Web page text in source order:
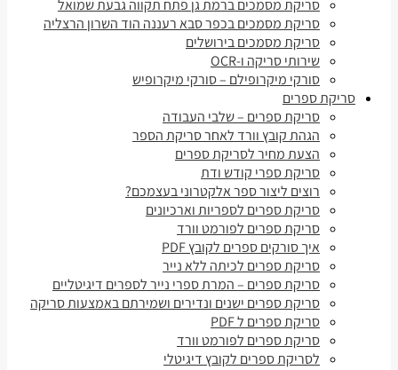
סריקת מסמכים ברמת גן פתח תקווה גבעת שמואל
סריקת מסמכים בכפר סבא רעננה הוד השרון הרצליה
סריקת מסמכים בירושלים
שירותי סריקה ו-OCR
סורקי מיקרופילם – סורקי מיקרופיש
סריקת ספרים
סריקת ספרים – שלבי העבודה
הגהת קובץ וורד לאחר סריקת הספר
הצעת מחיר לסריקת ספרים
סריקת ספרי קודש ודת
רוצים ליצור ספר אלקטרוני בעצמכם?
סריקת ספרים לספריות וארכיונים
סריקת ספרים לפורמט וורד
איך סורקים ספרים לקובץ PDF
סריקת ספרים לכיתה ללא נייר
סריקת ספרים – המרת ספרי נייר לספרים דיגיטליים
סריקת ספרים ישנים ונדירים ושמירתם באמצעות סריקה
סריקת ספרים ל PDF
סריקת ספרים לפורמט וורד
לסריקת ספרים לקובץ דיגיטלי